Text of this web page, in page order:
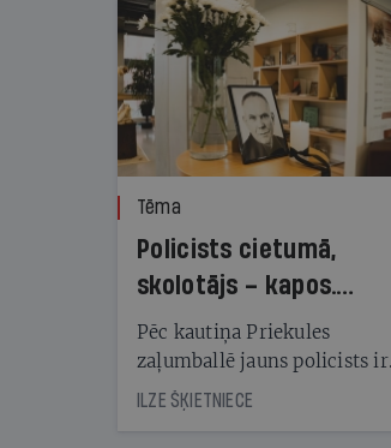
Tēma
Policists cietumā,
skolotājs – kapos.
Reibuma cena Priekulē
Pēc kautiņa Priekules
zaļumballē jauns policists ir
nonācis cietumā, bet
cienījams pedagogs — kapos.
ILZE ŠĶIETNIECE